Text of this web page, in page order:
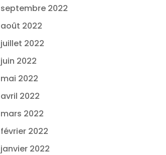
septembre 2022
août 2022
juillet 2022
juin 2022
mai 2022
avril 2022
mars 2022
février 2022
janvier 2022